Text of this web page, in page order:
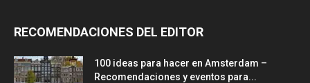
RECOMENDACIONES DEL EDITOR
100 ideas para hacer en Amsterdam –
Recomendaciones y eventos para...